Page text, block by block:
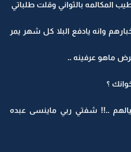
المكالمه بالثواني وقلت طلباتي
وانه يادفع البلا كل شهر يمر
ماهو عرفينه ..
؟
..!! شفتي ربي ماينسى عبده